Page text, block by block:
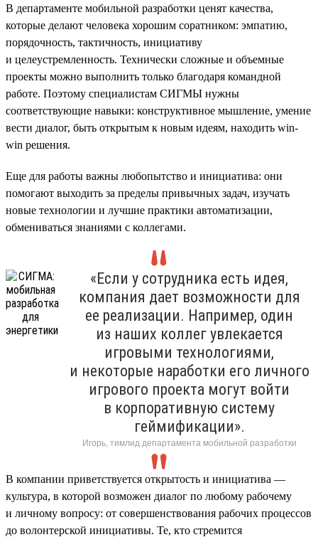
В департаменте мобильной разработки ценят качества,
которые делают человека хорошим соратником: эмпатию,
порядочность, тактичность, инициативу
и целеустремленность. Технически сложные и объемные
проекты можно выполнить только благодаря командной
работе. Поэтому специалистам СИГМЫ нужны
соответствующие навыки: конструктивное мышление, умение
вести диалог, быть открытым к новым идеям, находить win-
win решения.
Еще для работы важны любопытство и инициатива: они
помогают выходить за пределы привычных задач, изучать
новые технологии и лучшие практики автоматизации,
обмениваться знаниями с коллегами.
«Если у сотрудника есть идея,
компания дает возможности для
ее реализации. Например, один
из наших коллег увлекается
игровыми технологиями,
и некоторые наработки его личного
игрового проекта могут войти
в корпоративную систему
геймификации».
Игорь, тимлид департамента мобильной разработки
В компании приветствуется открытость и инициатива —
культура, в которой возможен диалог по любому рабочему
и личному вопросу: от совершенствования рабочих процессов
до волонтерской инициативы. Те, кто стремится